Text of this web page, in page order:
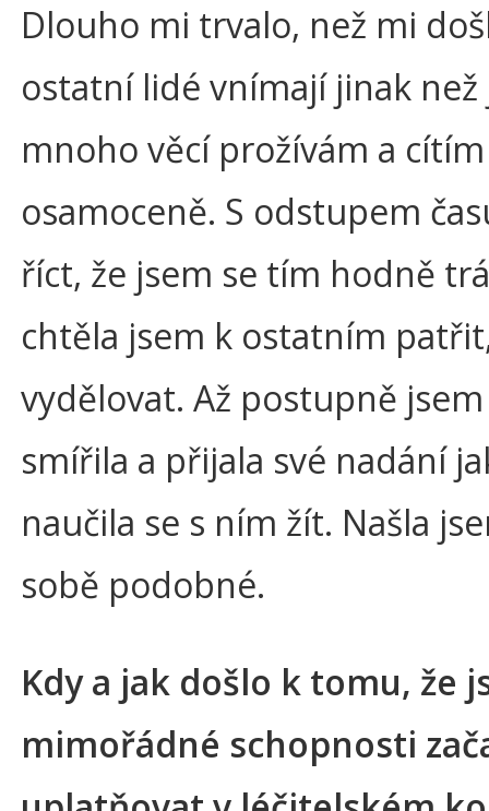
Dlouho mi trvalo, než mi
ostatní lidé vnímají jinak než
mnoho věcí prožívám a cítím
osamoceně. S odstupem
říct, že jsem se tím hodně
chtěla jsem k ostatním
vydělovat. Až postupně
smířila a přijala své nadání
naučila se s ním žít. Našla
sobě podobné.
Kdy a jak došlo k tomu, že
mimořádné schopnosti